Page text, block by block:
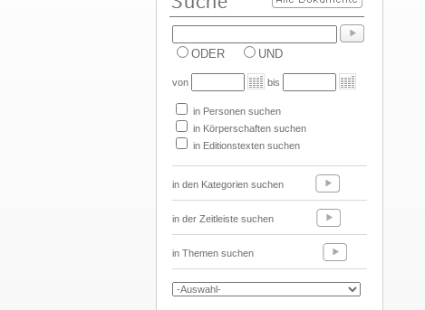
ODER UND
von bis
in Personen suchen
in Körperschaften suchen
in Editionstexten suchen
in den Kategorien suchen
in der Zeitleiste suchen
in Themen suchen